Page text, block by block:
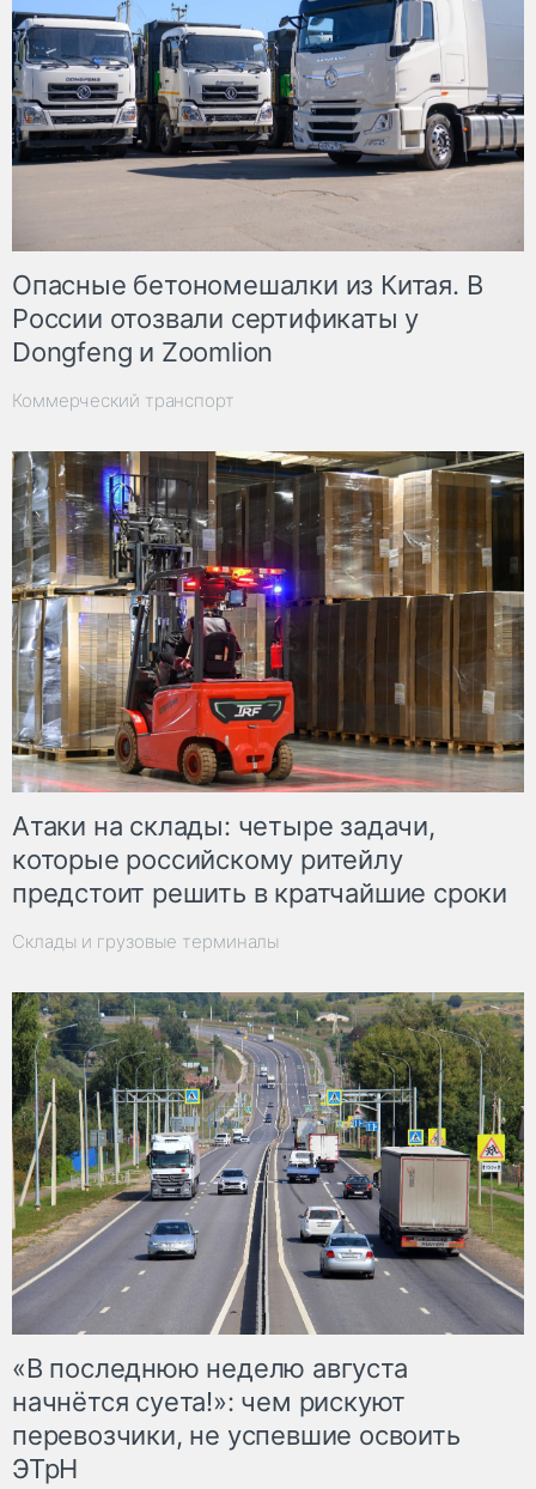
Опасные бетономешалки из Китая. В
России отозвали сертификаты у
Dongfeng и Zoomlion
Коммерческий транспорт
Атаки на склады: четыре задачи,
которые российскому ритейлу
предстоит решить в кратчайшие сроки
Склады и грузовые терминалы
«В последнюю неделю августа
начнётся суета!»: чем рискуют
перевозчики, не успевшие освоить
ЭТрН